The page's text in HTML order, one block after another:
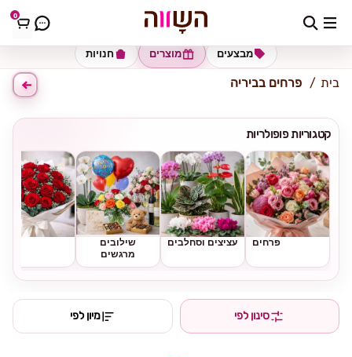
0 כתובת למשלוח הזינו כתובת
חנויות מוצרים מבצעים
בית פרחים בביריה
קטגוריות פופולריות
פרחים עציצים וסחלבים
שילובים
מרגשים
סינון לפי מיון לפי